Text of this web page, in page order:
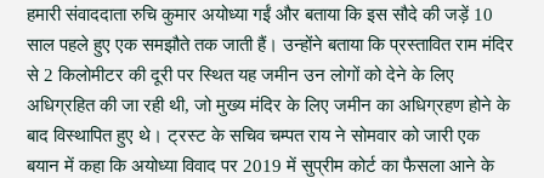
हमारी संवाददाता रुचि कुमार अयोध्या गईं और बताया कि इस सौदे की जड़ें 10
साल पहले हुए एक समझौते तक जाती हैं। उन्होंने बताया कि प्रस्तावित राम मंदिर
से 2 किलोमीटर की दूरी पर स्थित यह जमीन उन लोगों को देने के लिए
अधिग्रहित की जा रही थी, जो मुख्य मंदिर के लिए जमीन का अधिग्रहण होने के
बाद विस्थापित हुए थे। ट्रस्ट के सचिव चम्पत राय ने सोमवार को जारी एक
बयान में कहा कि अयोध्या विवाद पर 2019 में सुप्रीम कोर्ट का फैसला आने के